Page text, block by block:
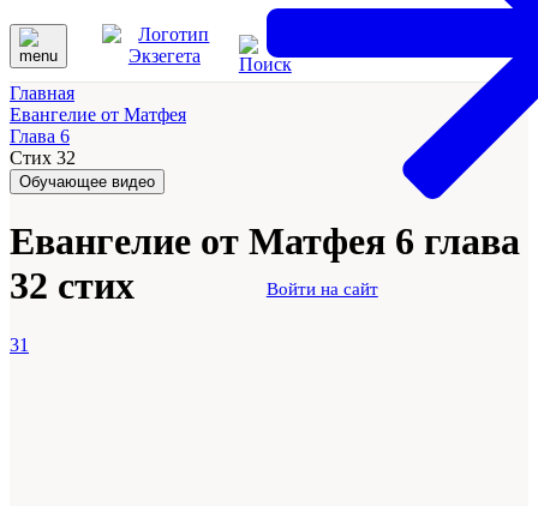
Войти на сайт
Главная
Евангелие от Матфея
Глава 6
Стих 32
Обучающее видео
Евангелие от Матфея 6 глава
32 стих
31